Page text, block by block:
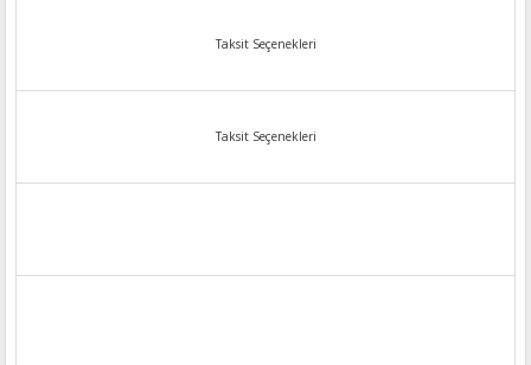
Taksit Seçenekleri
Taksit Seçenekleri